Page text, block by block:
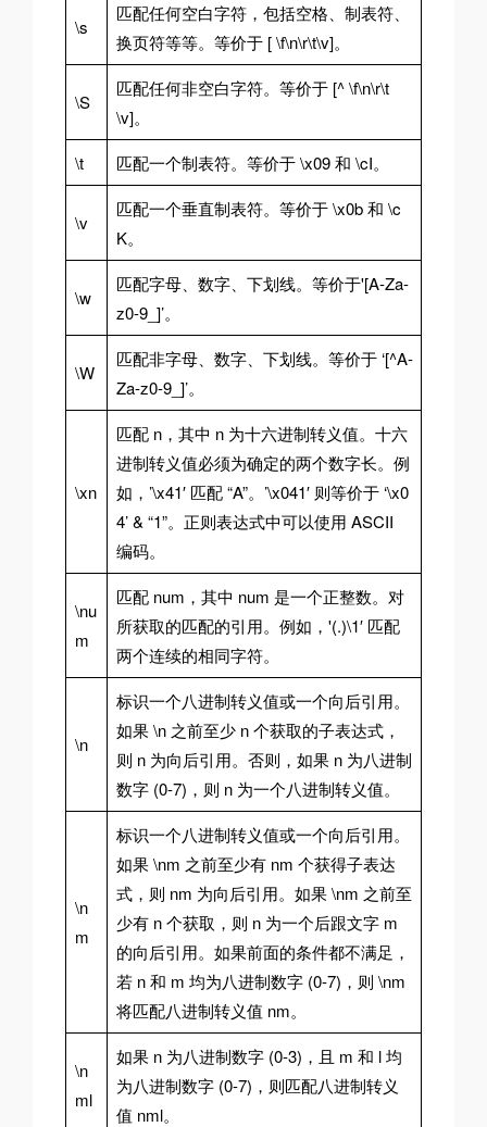
\s
匹配任何空白字符，包括空格、制表符、
换页符等等。等价于 [ \f\n\r\t\v]。
\S
匹配任何非空白字符。等价于 [^ \f\n\r\t
\v]。
\t
匹配一个制表符。等价于 \x09 和 \cI。
\v
匹配一个垂直制表符。等价于 \x0b 和 \c
K。
\w
匹配字母、数字、下划线。等价于'[A-Za-
z0-9_]’。
\W
匹配非字母、数字、下划线。等价于 ‘[^A-
Za-z0-9_]’。
\xn
匹配 n，其中 n 为十六进制转义值。十六
进制转义值必须为确定的两个数字长。例
如，’\x41′ 匹配 “A”。’\x041′ 则等价于 ‘\x0
4’ & “1”。正则表达式中可以使用 ASCII
编码。
\nu
m
匹配 num，其中 num 是一个正整数。对
所获取的匹配的引用。例如，'(.)\1′ 匹配
两个连续的相同字符。
\n
标识一个八进制转义值或一个向后引用。
如果 \n 之前至少 n 个获取的子表达式，
则 n 为向后引用。否则，如果 n 为八进制
数字 (0-7)，则 n 为一个八进制转义值。
\n
m
标识一个八进制转义值或一个向后引用。
如果 \nm 之前至少有 nm 个获得子表达
式，则 nm 为向后引用。如果 \nm 之前至
少有 n 个获取，则 n 为一个后跟文字 m
的向后引用。如果前面的条件都不满足，
若 n 和 m 均为八进制数字 (0-7)，则 \nm
将匹配八进制转义值 nm。
\n
ml
如果 n 为八进制数字 (0-3)，且 m 和 l 均
为八进制数字 (0-7)，则匹配八进制转义
值 nml。